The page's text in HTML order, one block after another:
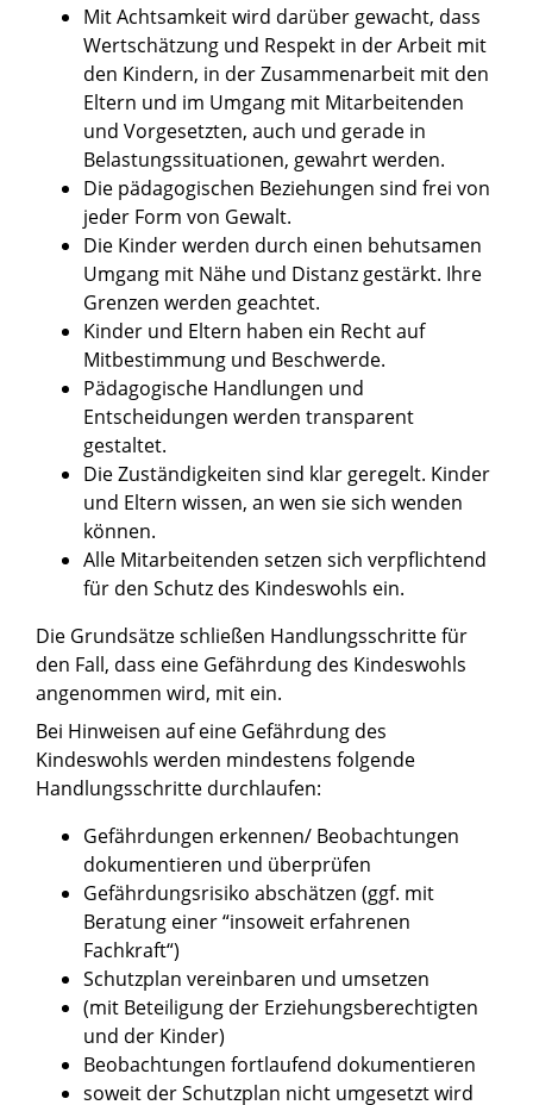
Mit Achtsamkeit wird darüber gewacht, dass
Wertschätzung und Respekt in der Arbeit mit
den Kindern, in der Zusammenarbeit mit den
Eltern und im Umgang mit Mitarbeitenden
und Vorgesetzten, auch und gerade in
Belastungssituationen, gewahrt werden.
Die pädagogischen Beziehungen sind frei von
jeder Form von Gewalt.
Die Kinder werden durch einen behutsamen
Umgang mit Nähe und Distanz gestärkt. Ihre
Grenzen werden geachtet.
Kinder und Eltern haben ein Recht auf
Mitbestimmung und Beschwerde.
Pädagogische Handlungen und
Entscheidungen werden transparent
gestaltet.
Die Zuständigkeiten sind klar geregelt. Kinder
und Eltern wissen, an wen sie sich wenden
können.
Alle Mitarbeitenden setzen sich verpflichtend
für den Schutz des Kindeswohls ein.
Die Grundsätze schließen Handlungsschritte für
den Fall, dass eine Gefährdung des Kindeswohls
angenommen wird, mit ein.
Bei Hinweisen auf eine Gefährdung des
Kindeswohls werden mindestens folgende
Handlungsschritte durchlaufen:
Gefährdungen erkennen/ Beobachtungen
dokumentieren und überprüfen
Gefährdungsrisiko abschätzen (ggf. mit
Beratung einer “insoweit erfahrenen
Fachkraft“)
Schutzplan vereinbaren und umsetzen
(mit Beteiligung der Erziehungsberechtigten
und der Kinder)
Beobachtungen fortlaufend dokumentieren
soweit der Schutzplan nicht umgesetzt wird